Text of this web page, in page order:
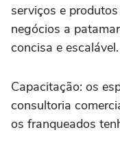
serviços e
negócios a
concisa e escalável.
Capacitação: os
consultoria
os franqueados